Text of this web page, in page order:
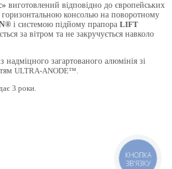
» виготовлений відповідно до європейських
горизонтальною консолью на поворотному
і системою підйому прапора LIFT
за вітром та не закручується навколо
надміцного загартованого алюмінія зі
ULTRA-ANODE™.
3 роки.
забезпечує безвідмовну роботу вузла
консоль закріплена на шнурі, який
щогли, що дозволяє легко
Спеціальний важок натягує прапор, а
щоглу флагштока від ударів та
КНОПКА
ЗВ'ЯЗКУ